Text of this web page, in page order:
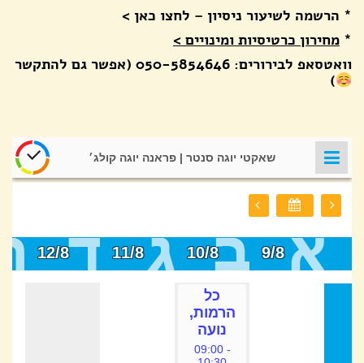
* הרשמה לשיעור ניסיון – לחצו כאן >
* מחירון כרטיסיות ומינויים >
וואטסאפ לבירורים: 050-5854646 (אפשר גם להתקשר
)